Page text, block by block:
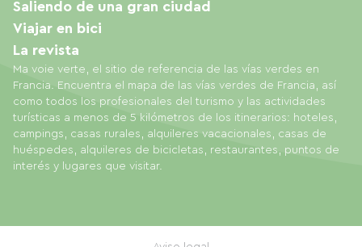
Ma voie verte, el sitio de referencia de las vías verdes en
Francia. Encuentra el mapa de las vías verdes de Francia, así
como todos los profesionales del turismo y las actividades
turísticas a menos de 5 kilómetros de los itinerarios: hoteles,
campings, casas rurales, alquileres vacacionales, casas de
huéspedes, alquileres de bicicletas, restaurantes, puntos de
interés y lugares que visitar.
Saliendo de una gran ciudad
Viajar en bici
La revista